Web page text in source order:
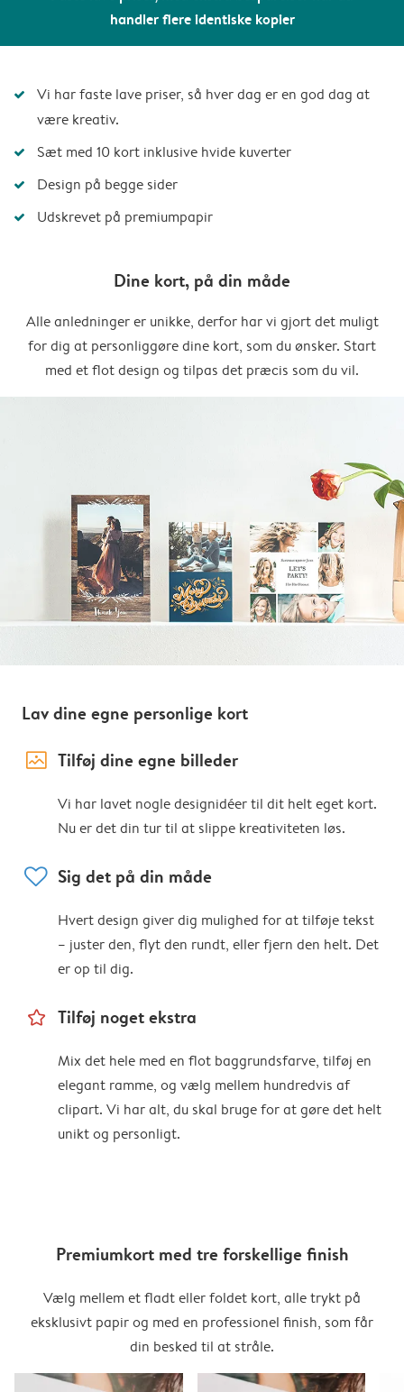
handler flere identiske kopier
Vi har faste lave priser, så hver dag er en god dag at
være kreativ.
Sæt med 10 kort inklusive hvide kuverter
Design på begge sider
Udskrevet på premiumpapir
Dine kort, på din måde
Alle anledninger er unikke, derfor har vi gjort det muligt
for dig at personliggøre dine kort, som du ønsker. Start
med et flot design og tilpas det præcis som du vil.
Lav dine egne personlige kort
image_placeholder Tilføj dine egne billeder
Vi har lavet nogle designidéer til dit helt eget kort.
Nu er det din tur til at slippe kreativiteten løs.
heart Sig det på din måde
Hvert design giver dig mulighed for at tilføje tekst
– juster den, flyt den rundt, eller fjern den helt. Det
er op til dig.
star_outline Tilføj noget ekstra
Mix det hele med en flot baggrundsfarve, tilføj en
elegant ramme, og vælg mellem hundredvis af
clipart. Vi har alt, du skal bruge for at gøre det helt
unikt og personligt.
Premiumkort med tre forskellige finish
Vælg mellem et fladt eller foldet kort, alle trykt på
eksklusivt papir og med en professionel finish, som får
din besked til at stråle.